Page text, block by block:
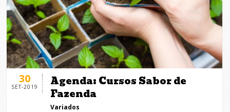
30
SET-2019
Agenda: Cursos Sabor de
Fazenda
Variados